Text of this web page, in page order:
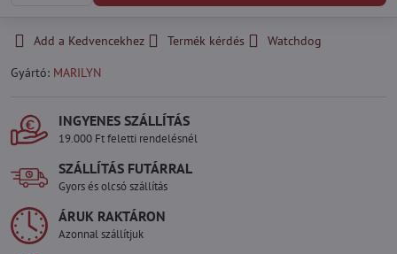
Add a Kedvencekhez Termék kérdés
Watchdog
Gyártó: MARILYN
INGYENES SZÁLLÍTÁS
19.000 Ft feletti rendelésnél
SZÁLLÍTÁS FUTÁRRAL
Gyors és olcsó szállítás
ÁRUK RAKTÁRON
Azonnal szállítjuk